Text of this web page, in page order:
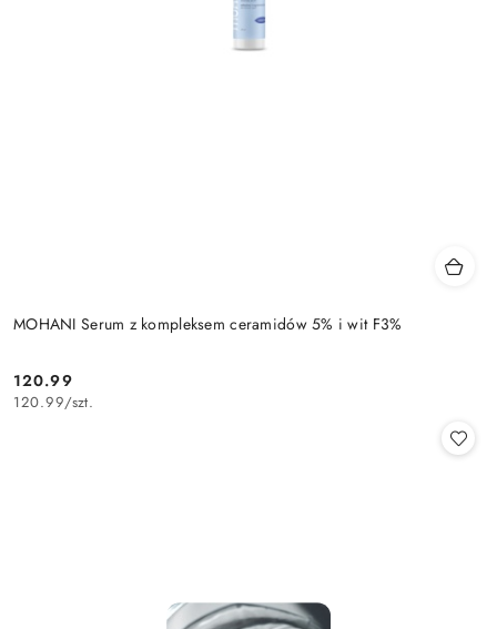
MOHANI Serum z kompleksem ceramidów 5% i wit F3%
Cena:
120.99
120.99/szt.